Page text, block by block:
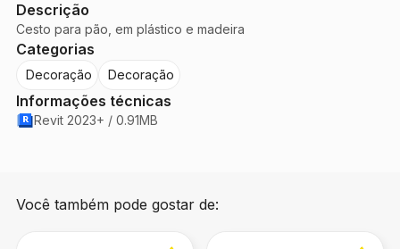
Descrição
Cesto para pão, em plástico e madeira
Categorias
Decoração Decoração
Informações técnicas
Revit 2023+ / 0.91MB
Você também pode gostar de: